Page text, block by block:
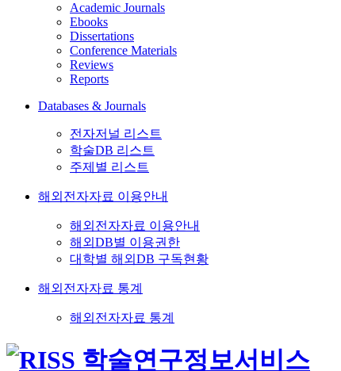
Academic Journals
Ebooks
Dissertations
Conference Materials
Reviews
Reports
Databases & Journals
전자저널 리스트
학술DB 리스트
주제별 리스트
해외전자자료 이용안내
해외전자자료 이용안내
해외DB별 이용권한
대학별 해외DB 구독현황
해외전자자료 통계
해외전자자료 통계